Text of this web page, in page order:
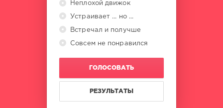
Неплохой движок
Устраивает ... но ...
Встречал и получше
Совсем не понравился
ГОЛОСОВАТЬ
РЕЗУЛЬТАТЫ